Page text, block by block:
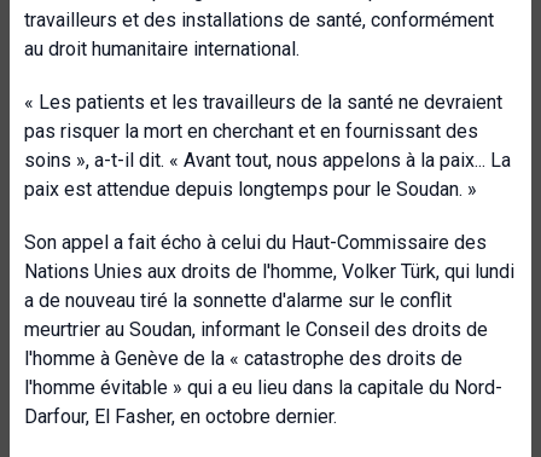
travailleurs et des installations de santé, conformément
au droit humanitaire international.
« Les patients et les travailleurs de la santé ne devraient
pas risquer la mort en cherchant et en fournissant des
soins », a-t-il dit. « Avant tout, nous appelons à la paix... La
paix est attendue depuis longtemps pour le Soudan. »
Son appel a fait écho à celui du Haut-Commissaire des
Nations Unies aux droits de l'homme, Volker Türk, qui lundi
a de nouveau tiré la sonnette d'alarme sur le conflit
meurtrier au Soudan, informant le Conseil des droits de
l'homme à Genève de la « catastrophe des droits de
l'homme évitable » qui a eu lieu dans la capitale du Nord-
Darfour, El Fasher, en octobre dernier.